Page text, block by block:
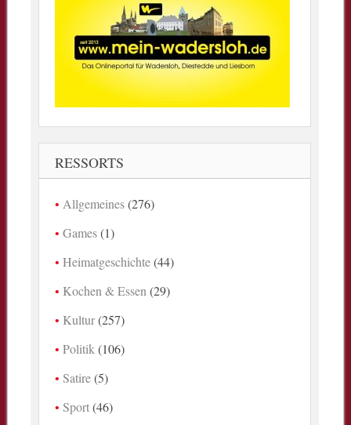
RESSORTS
Allgemeines(276)
Games(1)
Heimatgeschichte(44)
Kochen & Essen (29)
Kultur(257)
Politik (106)
Satire(5)
Sport(46)